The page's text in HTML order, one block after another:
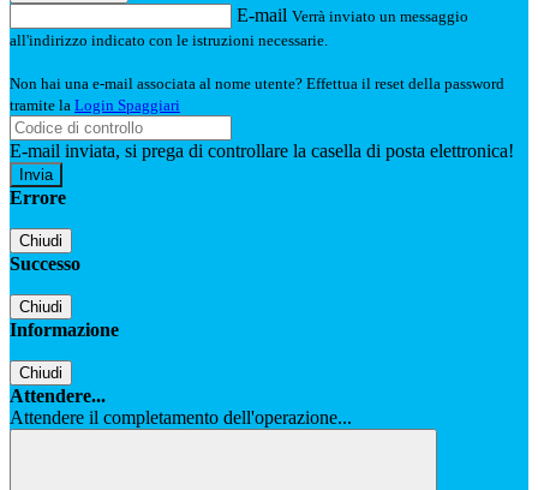
E-mail Verrà inviato un messaggio
all'indirizzo indicato con le istruzioni necessarie.
Non hai una e-mail associata al nome utente? Effettua il reset della password
tramite la Login Spaggiari
E-mail inviata, si prega di controllare la casella di posta elettronica!
Errore
Chiudi
Successo
Chiudi
Informazione
Chiudi
Attendere...
Attendere il completamento dell'operazione...